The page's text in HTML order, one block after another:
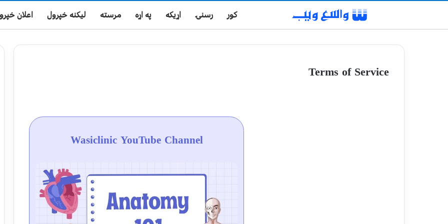
کور رسنۍ اړیکه په اړه مرسته لیکنه خپرول اعلان
Terms of Service
Wasiclinic YouTube Channel